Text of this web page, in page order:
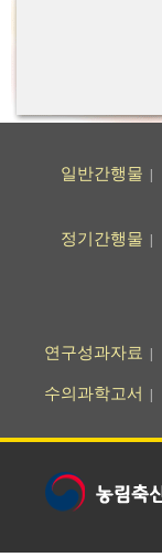
일반간행물
정기간행물
연구성과자료
수의과학고서